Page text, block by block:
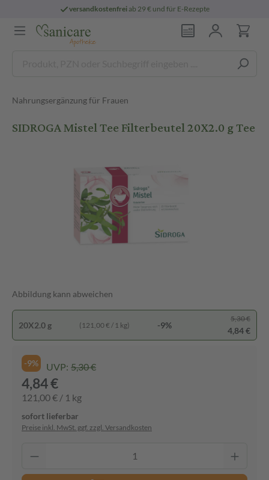
versandkostenfreiab 29 € und für E-Rezepte
Nahrungsergänzung für Frauen
SIDROGA Mistel Tee Filterbeutel 20X2.0 g Tee
Abbildung kann abweichen
20X2.0 g (121,00 € / 1 kg) -9%
5,30 €
4,84 €
-9% UVP: 5,30 €
4,84 €
121,00 € / 1 kg
sofort lieferbar
Preise inkl. MwSt. ggf. zzgl. Versandkosten